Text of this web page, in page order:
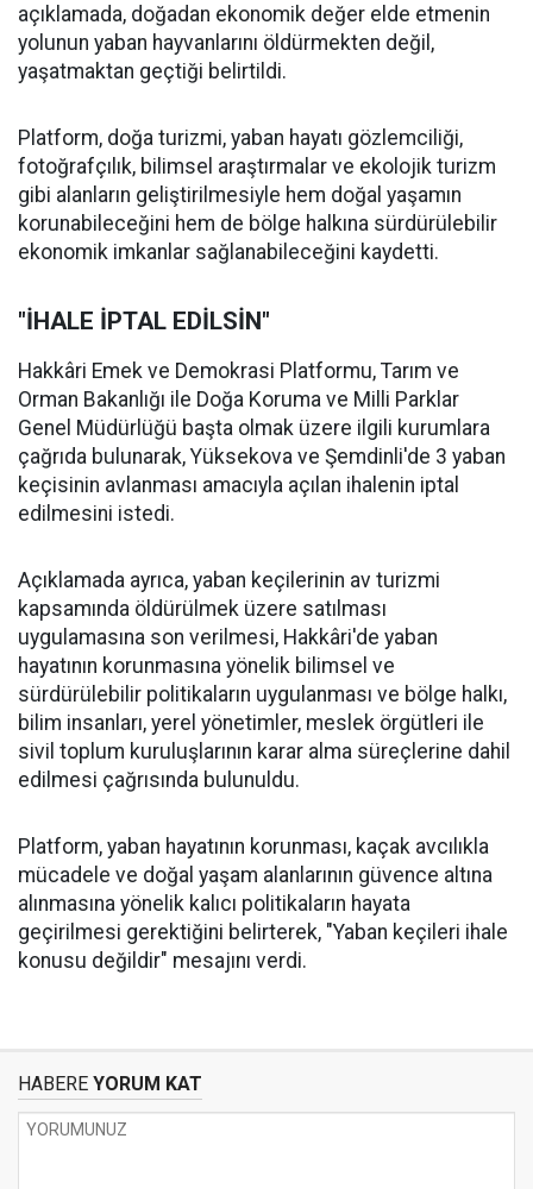
açıklamada, doğadan ekonomik değer elde etmenin
yolunun yaban hayvanlarını öldürmekten değil,
yaşatmaktan geçtiği belirtildi.
Platform, doğa turizmi, yaban hayatı gözlemciliği,
fotoğrafçılık, bilimsel araştırmalar ve ekolojik turizm
gibi alanların geliştirilmesiyle hem doğal yaşamın
korunabileceğini hem de bölge halkına sürdürülebilir
ekonomik imkanlar sağlanabileceğini kaydetti.
"İHALE İPTAL EDİLSİN"
Hakkâri Emek ve Demokrasi Platformu, Tarım ve
Orman Bakanlığı ile Doğa Koruma ve Milli Parklar
Genel Müdürlüğü başta olmak üzere ilgili kurumlara
çağrıda bulunarak, Yüksekova ve Şemdinli'de 3 yaban
keçisinin avlanması amacıyla açılan ihalenin iptal
edilmesini istedi.
Açıklamada ayrıca, yaban keçilerinin av turizmi
kapsamında öldürülmek üzere satılması
uygulamasına son verilmesi, Hakkâri'de yaban
hayatının korunmasına yönelik bilimsel ve
sürdürülebilir politikaların uygulanması ve bölge halkı,
bilim insanları, yerel yönetimler, meslek örgütleri ile
sivil toplum kuruluşlarının karar alma süreçlerine dahil
edilmesi çağrısında bulunuldu.
Platform, yaban hayatının korunması, kaçak avcılıkla
mücadele ve doğal yaşam alanlarının güvence altına
alınmasına yönelik kalıcı politikaların hayata
geçirilmesi gerektiğini belirterek, "Yaban keçileri ihale
konusu değildir" mesajını verdi.
HABERE YORUM KAT